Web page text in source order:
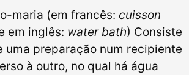
maria (em francês: cuisson
em inglês: water bath) Consiste
uma preparação num recipiente
à outro, no qual há água